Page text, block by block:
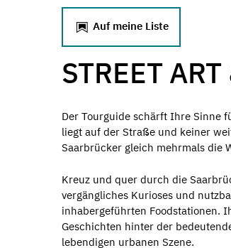
Auf meine Liste
STREET
Der Tourguide schärft Ihre Sinne
liegt auf der Straße und keiner
Saarbrücker gleich mehrmals die
Kreuz und quer durch die
vergängliches Kurioses und
inhabergeführten Foodstationen.
Geschichten hinter der
lebendigen urbanen Szene.